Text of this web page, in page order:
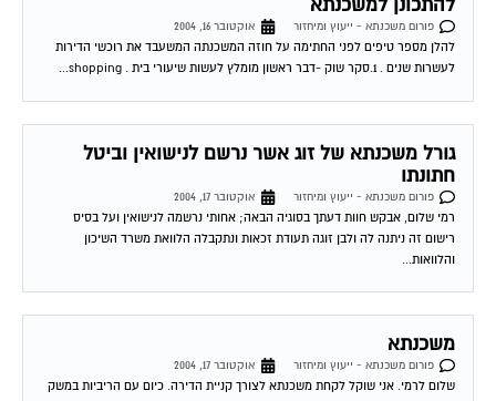
להלן מספר טיפים לפני החתימה על חוזה המשכנתה המשעבד את רוכשי הדירות
לעשרות שנים . 1.סקר שוק -דבר ראשון מומלץ לעשות שיעורי בית . shopping...
גורל משכנתא של זוג אשר נרשם לנישואין וביטל
חתונתו
פורום משכנתא - ייעוץ ומיחזור
רמי שלום, אבקש חוות דעתך בסוגיה הבאה; אחותי נרשמה לנישואין ועל בסיס
רישום זה ניתנה לה ולבן זוגה תעודת זכאות ונתקבלה הלוואת משרד השיכון
והלוואות...
משכנתא
פורום משכנתא - ייעוץ ומיחזור
שלום לרמי. אני שוקל לקחת משכנתא לצורך קניית הדירה. כיום עם הריביות במשק
שיחסית אינן גבוהות איני בטוח איזה סוג של משכנתא לקחת. ידוע לי...